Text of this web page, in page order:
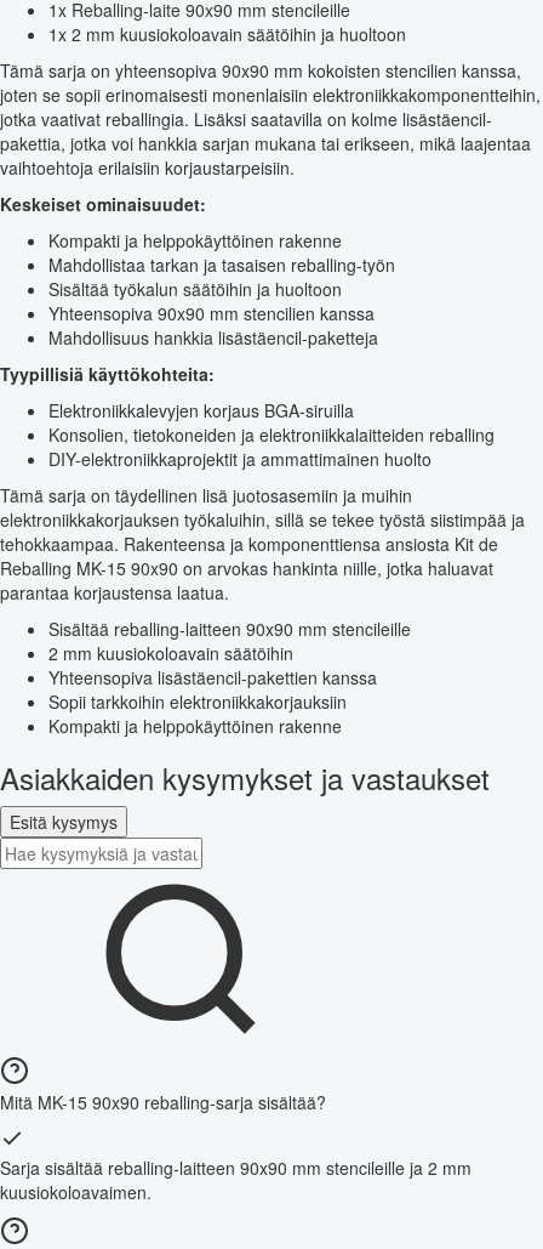
1x Reballing-laite 90x90 mm stencileille
1x 2 mm kuusiokoloavain säätöihin ja huoltoon
Tämä sarja on yhteensopiva 90x90 mm kokoisten stencilien kanssa,
joten se sopii erinomaisesti monenlaisiin elektroniikkakomponentteihin,
jotka vaativat reballingia. Lisäksi saatavilla on kolme lisästäencil-
pakettia, jotka voi hankkia sarjan mukana tai erikseen, mikä laajentaa
vaihtoehtoja erilaisiin korjaustarpeisiin.
Keskeiset ominaisuudet:
Kompakti ja helppokäyttöinen rakenne
Mahdollistaa tarkan ja tasaisen reballing-työn
Sisältää työkalun säätöihin ja huoltoon
Yhteensopiva 90x90 mm stencilien kanssa
Mahdollisuus hankkia lisästäencil-paketteja
Tyypillisiä käyttökohteita:
Elektroniikkalevyjen korjaus BGA-siruilla
Konsolien, tietokoneiden ja elektroniikkalaitteiden reballing
DIY-elektroniikkaprojektit ja ammattimainen huolto
Tämä sarja on täydellinen lisä juotosasemiin ja muihin
elektroniikkakorjauksen työkaluihin, sillä se tekee työstä siistimpää ja
tehokkaampaa. Rakenteensa ja komponenttiensa ansiosta Kit de
Reballing MK-15 90x90 on arvokas hankinta niille, jotka haluavat
parantaa korjaustensa laatua.
Sisältää reballing-laitteen 90x90 mm stencileille
2 mm kuusiokoloavain säätöihin
Yhteensopiva lisästäencil-pakettien kanssa
Sopii tarkkoihin elektroniikkakorjauksiin
Kompakti ja helppokäyttöinen rakenne
Asiakkaiden kysymykset ja vastaukset
Esitä kysymys
Mitä MK-15 90x90 reballing-sarja sisältää?
Sarja sisältää reballing-laitteen 90x90 mm stencileille ja 2 mm
kuusiokoloavaimen.